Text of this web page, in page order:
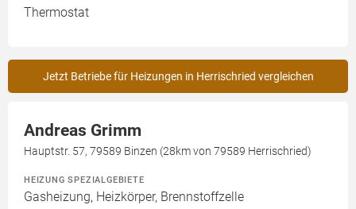
Thermostat
Jetzt Betriebe für Heizungen in Herrischried vergleichen
Andreas Grimm
Hauptstr. 57, 79589 Binzen (28km von 79589 Herrischried)
HEIZUNG SPEZIALGEBIETE
Gasheizung, Heizkörper, Brennstoffzelle